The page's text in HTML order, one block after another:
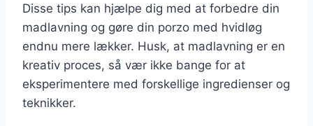
Disse tips kan hjælpe dig med at forbedre din
madlavning og gøre din porzo med hvidløg
endnu mere lækker. Husk, at madlavning er en
kreativ proces, så vær ikke bange for at
eksperimentere med forskellige ingredienser og
teknikker.